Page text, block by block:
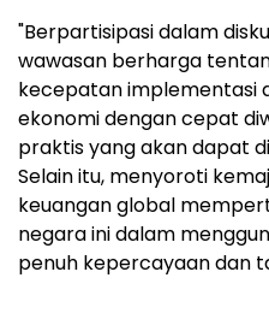
"Berpartisipasi dalam
wawasan berharga
kecepatan implementasi
ekonomi dengan cepat
praktis yang akan dapat
Selain itu, menyoroti
keuangan global
negara ini dalam
penuh kepercayaan dan